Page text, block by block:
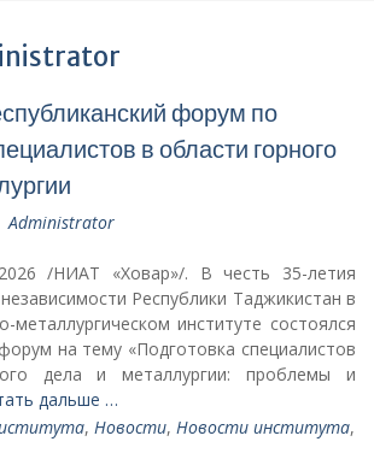
форум по
в области горного
Administrator
/НИАТ «Ховар»/. В честь 35-летия
Республики Таджикистан в
металлургическом институте состоялся
на тему «Подготовка специалистов
дела и металлургии: проблемы и
дальше …
, Новости, Новости института,